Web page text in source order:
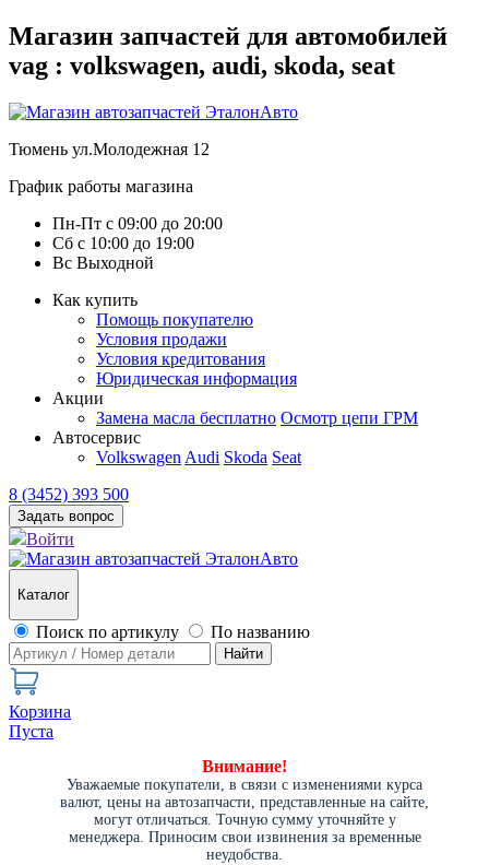
Магазин запчастей для автомобилей
vag : volkswagen, audi, skoda, seat
Тюмень ул.Молодежная 12
График работы магазина
Пн-Пт с 09:00 до 20:00
Сб с 10:00 до 19:00
Вс Выходной
Как купить
Помощь покупателю
Условия продажи
Условия кредитования
Юридическая информация
Акции
Замена масла бесплатно Осмотр цепи ГРМ
Автосервис
Volkswagen Audi Skoda Seat
8 (3452) 393 500
Задать вопрос
Войти
Каталог
Поиск по артикулу По названию
Найти
Корзина
Пуста
Внимание!
Уважаемые покупатели, в связи с изменениями курса
валют, цены на автозапчасти, представленные на сайте,
могут отличаться. Точную сумму уточняйте у
менеджера. Приносим свои извинения за временные
неудобства.